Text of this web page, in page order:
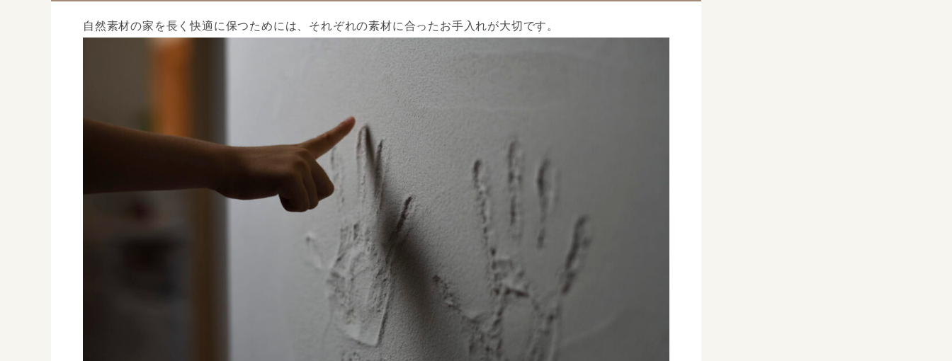
自然素材の家を長く快適に保つためには、それぞれの素材に合ったお手入れが大切です。